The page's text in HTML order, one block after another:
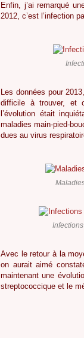
Enfin, j’ai remarqué
2012, c’est l’infection
Les données pour
difficile à trouver, et
l’évolution était
maladies main-pied-
dues au virus
Avec le retour à la
on aurait aimé
maintenant une
streptococcique et le